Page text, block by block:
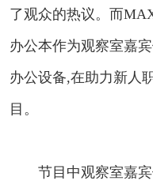
了观众的热议。而
办公本作为观察室嘉
办公设备,在助力新人
目。
节目中观察室嘉宾